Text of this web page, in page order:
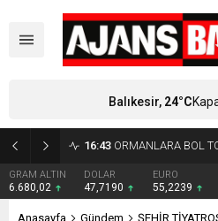
GRAM ALTIN
6.680,02
DOLAR
47,7190
EURO
55,2239
Balıkesir, 24°C
Anasayfa Gündem ŞEHİR